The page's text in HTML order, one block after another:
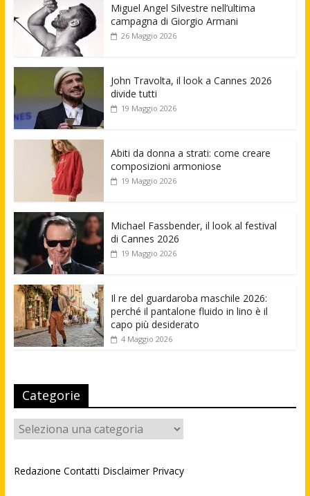
Miguel Angel Silvestre nell’ultima
campagna di Giorgio Armani
26 Maggio 2026
John Travolta, il look a Cannes 2026
divide tutti
19 Maggio 2026
Abiti da donna a strati: come creare
composizioni armoniose
19 Maggio 2026
Michael Fassbender, il look al festival
di Cannes 2026
19 Maggio 2026
Il re del guardaroba maschile 2026:
perché il pantalone fluido in lino è il
capo più desiderato
4 Maggio 2026
Categorie
Categorie
Redazione Contatti Disclaimer Privacy